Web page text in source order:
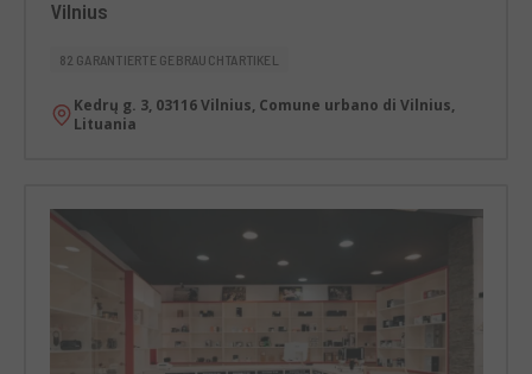
Vilnius
82 GARANTIERTE GEBRAUCHTARTIKEL
Kedrų g. 3, 03116 Vilnius, Comune urbano di Vilnius,
Lituania